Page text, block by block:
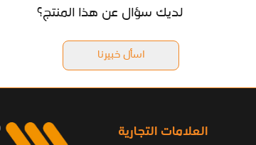
لديك سؤال عن هذا المنتج؟
اسأل خبيرنا
العلامات التجارية